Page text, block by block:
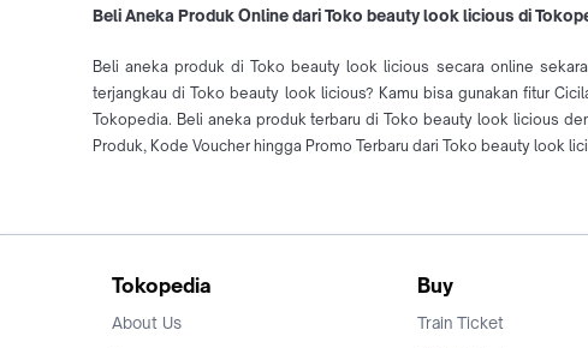
Beli Aneka Produk Online dari Toko beauty look licious di
Beli aneka produk di Toko beauty look licious secara online
terjangkau di Toko beauty look licious? Kamu bisa gunakan fitur
Tokopedia. Beli aneka produk terbaru di Toko beauty look licious
Produk, Kode Voucher hingga Promo Terbaru dari Toko beauty look
Tokopedia
About Us
Buy
Train Ticket